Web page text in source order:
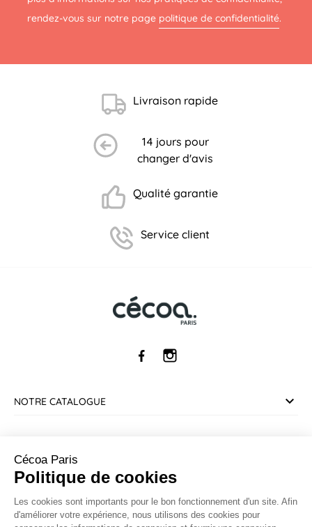
rendez-vous sur notre page politique de confidentialité.
Livraison rapide
14 jours pour
changer d'avis
Qualité garantie
Service client
NOTRE CATALOGUE
INFORMATIONS
CONTACT
Cécoa Paris
Politique de cookies
Les cookies sont importants pour le bon fonctionnement d'un site. Afin
d'améliorer votre expérience, nous utilisons des cookies pour